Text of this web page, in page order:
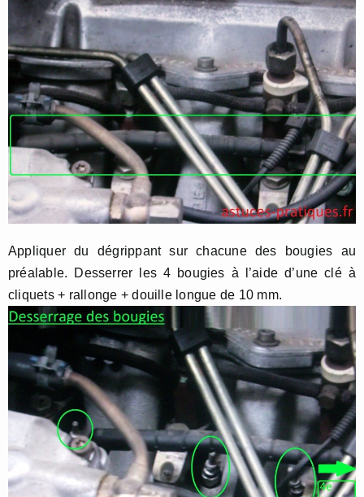
Appliquer du dégrippant sur chacune des bougies au
préalable. Desserrer les 4 bougies à l’aide d’une clé à
cliquets + rallonge + douille longue de 10 mm.